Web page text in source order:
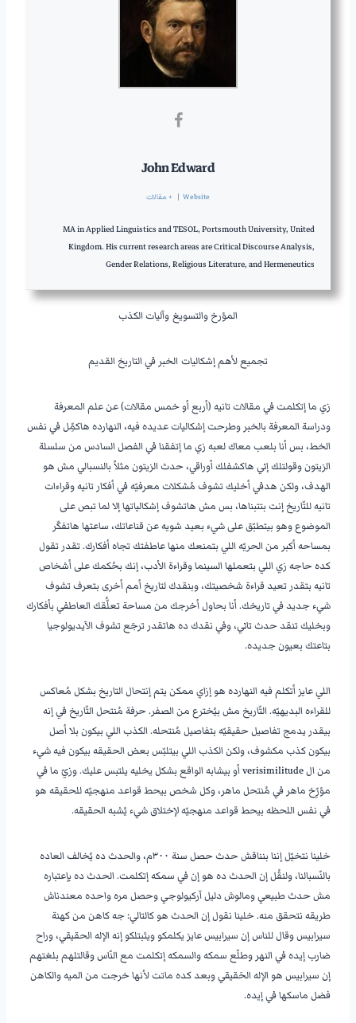
John Edward
Website
| + مقالات
MA in Applied Linguistics and TESOL, Portsmouth University, United
Kingdom. His current research areas are Critical Discourse Analysis,
Gender Relations, Religious Literature, and Hermeneutics
المؤرخ والتسويغ وآليات الكذب
تجميع لأهم إشكاليات الخبر في التاريخ القديم
زي ما إتكلمت في مقالات تانيه (أربع أو خمس مقالات) عن علم المعرفة
ودراسة المعرفة بالخبر وطرحت إشكاليات عديده فيه، النهارده هاكمِّل في نفس
الخط، بس أنا بلعب معاك لعبه زي ما إتفقنا في الفصل السادس من سلسلة
الزيتون وقولتلك إني هاكشفلك أوراقي، حدث الزيتون مثلاً بالنسبالي مش هو
الهدف، ولكن هدفي أخليك تشوف مُشكلات معرفيّه في أفكار تانيه وقراءات
تانيه للتّاريخ إنت بتتبناها، بس مش هاتشوف إشكالياتها إلا لما تبص على
الموضوع وهو بيتطبّق على شيء بعيد شويه عن قناعاتك، ساعتها هاتفكّر
بمساحه أكبر من الحريّه اللي بتمنعك منها عاطفتك تجاه أفكارك. تقدر تقول
كده حاجه زي اللي بتعملها السينما وقراءة الأدب، إنك بحُكمك على أشخاص
تانيه بتقدر تعيد قراءة شخصيتك، وبنقدك لتاريخ أمم أخرى بتعرف تشوف
شيء جديد في تاريخك. أنا بحاول أخرجك من مساحة تعلُّقك العاطفي بأفكارك
وبخليك تنقد حدث تاني، وفي نقدك ده هاتقدر ترجَع تشوف الآيديولوجيا
بتاعتك بعيون جديده.
اللي عايز أتكلم فيه النهارده هو إزاي ممكن يتم إنتحال التاريخ بشكل مُعاكس
للقراءه البديهيّه. التّاريخ مش بيُخترع من الصفر. حرفة مُنتحل التّاريخ في إنه
بيقدر يدمج تفاصيل حقيقيّه بتفاصيل مُنتحله. الكذب اللي بيكون بلا أصل
بيكون كذب مكشوف، ولكن الكذب اللي بيتلبّس بعض الحقيقه بيكون فيه شيء
من ال verisimilitude أو بيشابه الواقع بشكل يخليه يلتبس عليك. وزيّ ما في
مؤرِّخ ماهر في مُنتحل ماهر، وكل شخص بيحط قواعد منهجيّه للحقيقه هو
في نفس اللحظه بيحط قواعد منهجيّه لإختلاق شيء يُشبه الحقيقه.
خلينا نتخيّل إننا بنناقش حدث حصل سنة ٣٠٠م، والحدث ده يُخالف العاده
بالنّسبالنا، ولنقُل إن الحدث ده هو إن في سمكه إتكلمت. الحدث ده بإعتباره
مش حدث طبيعي ومالوش دليل آركيولوجي وحصل مره واحده معندناش
طريقه نتحقق منه. خلينا نقول إن الحدث هو كالتالي: جه كاهن من كهنة
سيرابيس وقال للناس إن سيرابيس عايز يكلمكو ويثبتلكو إنه الإله الحقيقي، وراح
ضارب إيده في النهر وطلّع سمكه والسمكه إتكلمت مع النّاس وقالتلهم بلغتهم
إن سيرابيس هو الإله الحَقيقي وبعد كده ماتت لأنها خرجت من الميه والكاهن
فضل ماسكها في إيده.